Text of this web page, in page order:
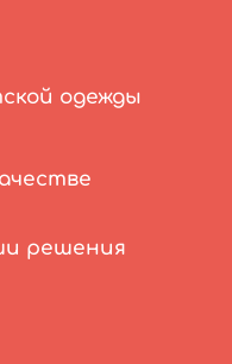
одежды
решения